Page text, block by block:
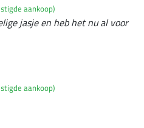
aankoop)
jasje en heb het nu al voor
aankoop)